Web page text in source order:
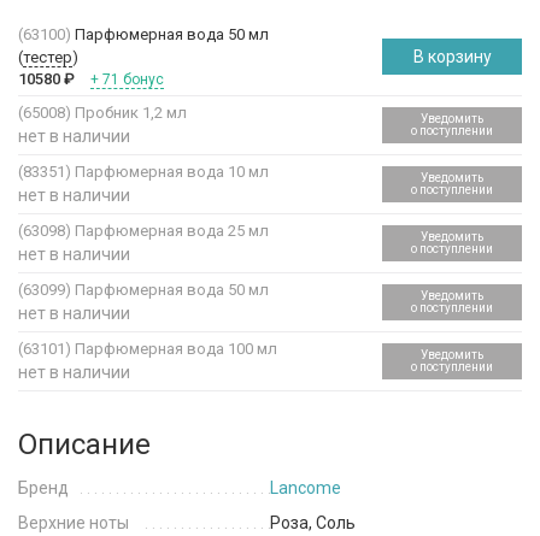
(63100) Парфюмерная вода 50 мл
(тестер)
10580 ₽ + 71 бонус
В корзину
(65008) Пробник 1,2 мл
нет в наличии
Уведомить
о поступлении
(83351) Парфюмерная вода 10 мл
нет в наличии
Уведомить
о поступлении
(63098) Парфюмерная вода 25 мл
нет в наличии
Уведомить
о поступлении
(63099) Парфюмерная вода 50 мл
нет в наличии
Уведомить
о поступлении
(63101) Парфюмерная вода 100 мл
нет в наличии
Уведомить
о поступлении
Описание
Бренд
Lancome
Верхние ноты
Роза, Соль